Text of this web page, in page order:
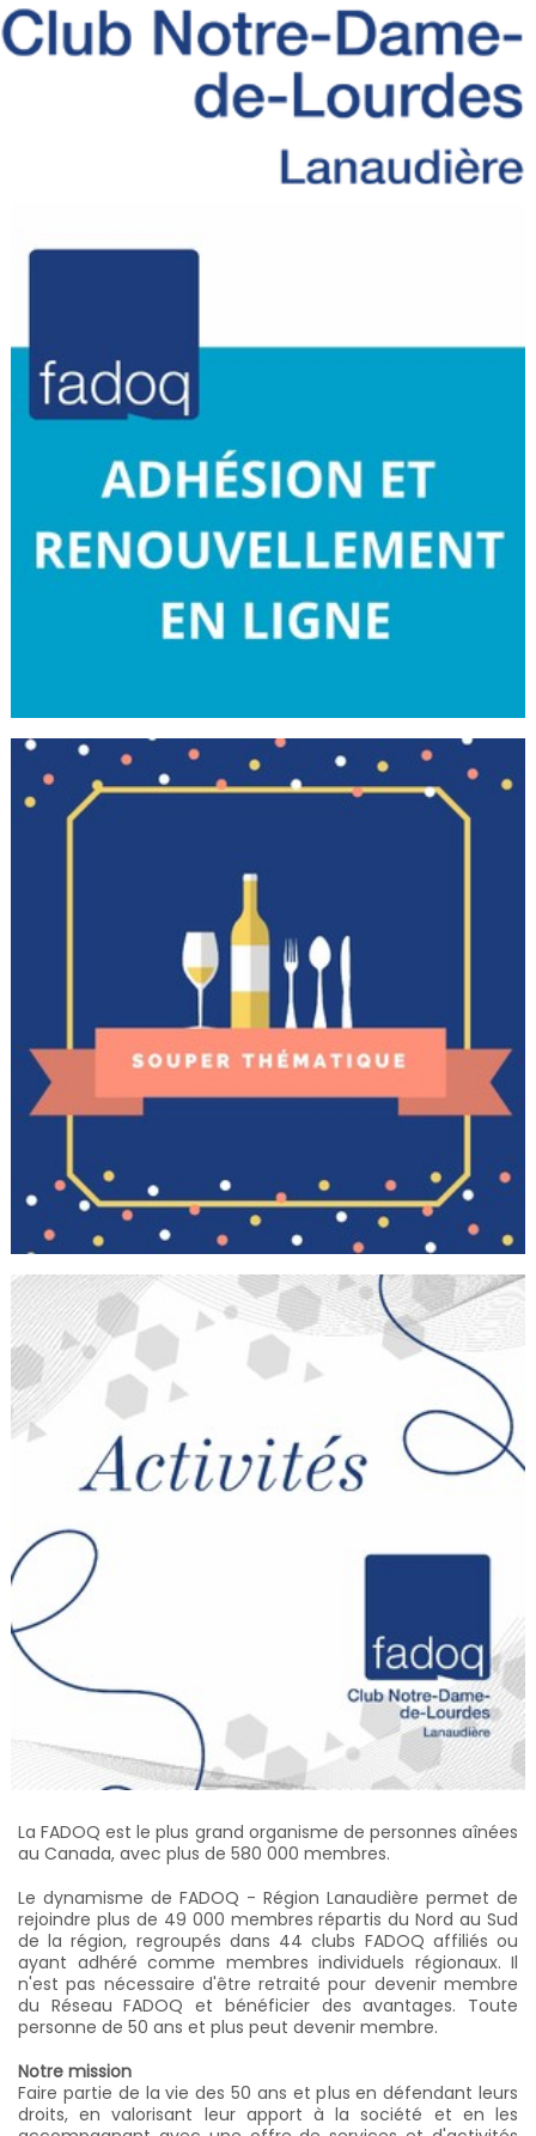
La FADOQ est le plus grand organisme de personnes aînées
au Canada, avec plus de 580 000 membres.
Le dynamisme de FADOQ - Région Lanaudière permet de
rejoindre plus de 49 000 membres répartis du Nord au Sud
de la région, regroupés dans 44 clubs FADOQ affiliés ou
ayant adhéré comme membres individuels régionaux. Il
n'est pas nécessaire d'être retraité pour devenir membre
du Réseau FADOQ et bénéficier des avantages. Toute
personne de 50 ans et plus peut devenir membre.
Notre mission
Faire partie de la vie des 50 ans et plus en défendant leurs
droits, en valorisant leur apport à la société et en les